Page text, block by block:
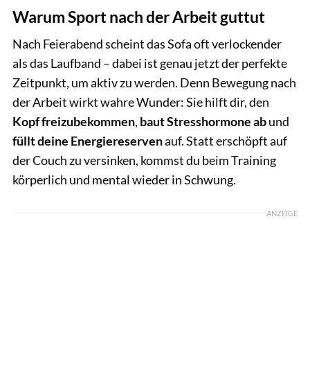
Warum Sport nach der Arbeit guttut
Nach Feierabend scheint das Sofa oft verlockender
als das Laufband – dabei ist genau jetzt der perfekte
Zeitpunkt, um aktiv zu werden. Denn Bewegung nach
der Arbeit wirkt wahre Wunder: Sie hilft dir, den
Kopf freizubekommen, baut Stresshormone abund
füllt deine Energiereservenauf. Statt erschöpft auf
der Couch zu versinken, kommst du beim Training
körperlich und mental wieder in Schwung.
ANZEIGE